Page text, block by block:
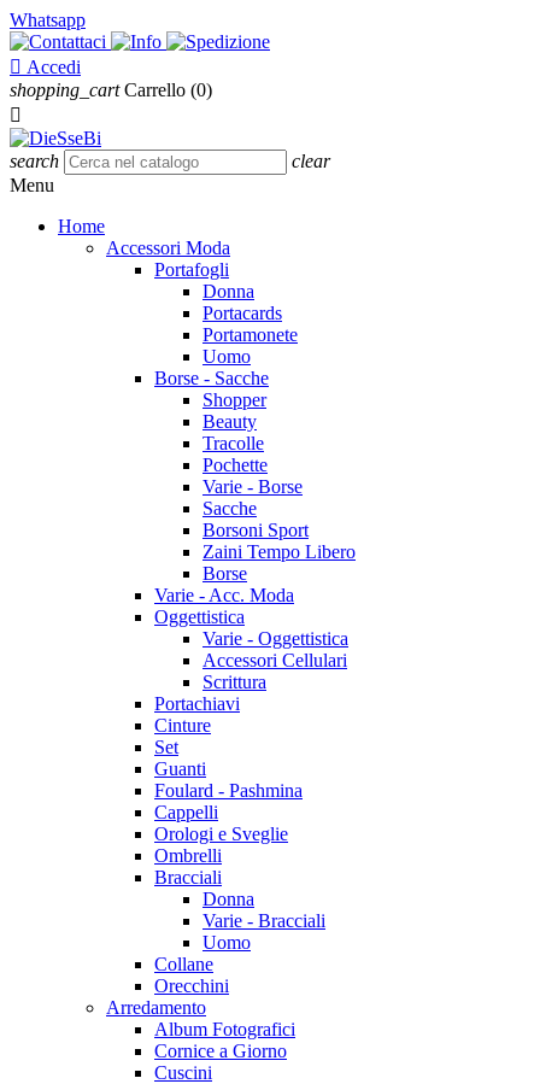
Whatsapp
 Accedi
shopping_cart Carrello (0)

search
clear
Menu
Home
Accessori Moda
Portafogli
Donna
Portacards
Portamonete
Uomo
Borse - Sacche
Shopper
Beauty
Tracolle
Pochette
Varie - Borse
Sacche
Borsoni Sport
Zaini Tempo Libero
Borse
Varie - Acc. Moda
Oggettistica
Varie - Oggettistica
Accessori Cellulari
Scrittura
Portachiavi
Cinture
Set
Guanti
Foulard - Pashmina
Cappelli
Orologi e Sveglie
Ombrelli
Bracciali
Donna
Varie - Bracciali
Uomo
Collane
Orecchini
Arredamento
Album Fotografici
Cornice a Giorno
Cuscini